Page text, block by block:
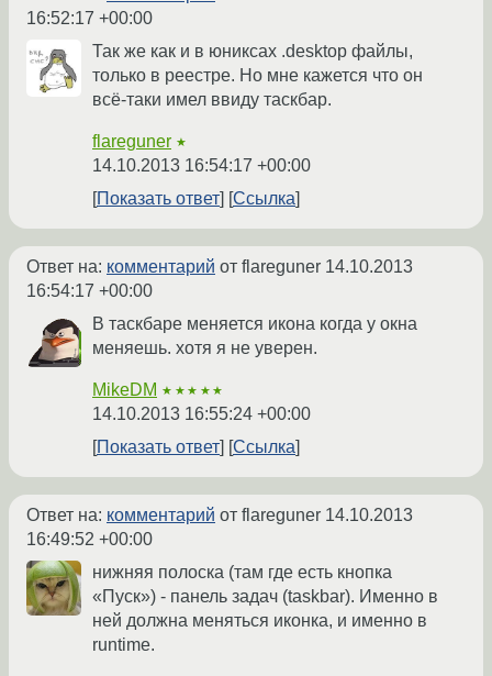
16:52:17 +00:00
Так же как и в юниксах .desktop файлы,
только в реестре. Но мне кажется что он
всё-таки имел ввиду таскбар.
flareguner ★
14.10.2013 16:54:17 +00:00
Показать ответ
Ссылка
Ответ на: комментарий от flareguner 14.10.2013
16:54:17 +00:00
В таскбаре меняется икона когда у окна
меняешь. хотя я не уверен.
MikeDM ★★★★★
14.10.2013 16:55:24 +00:00
Показать ответ
Ссылка
Ответ на: комментарий от flareguner 14.10.2013
16:49:52 +00:00
нижняя полоска (там где есть кнопка
«Пуск») - панель задач (taskbar). Именно в
ней должна меняться иконка, и именно в
runtime.